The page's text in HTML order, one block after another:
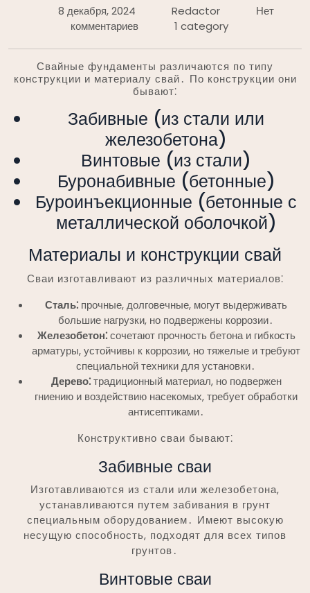
8 декабря, 2024 Redactor
Нет
комментариев
1 category
Свайные фундаменты различаются по типу
конструкции и материалу свай․ По конструкции они
бывают⁚
Забивные (из стали или
железобетона)
Винтовые (из стали)
Буронабивные (бетонные)
Буроинъекционные (бетонные с
металлической оболочкой)
Материалы и конструкции свай
Сваи изготавливают из различных материалов⁚
Сталь⁚ прочные, долговечные, могут выдерживать
большие нагрузки, но подвержены коррозии․
Железобетон⁚сочетают прочность бетона и гибкость
арматуры, устойчивы к коррозии, но тяжелые и требуют
специальной техники для установки․
Дерево⁚традиционный материал, но подвержен
гниению и воздействию насекомых, требует обработки
антисептиками․
Конструктивно сваи бывают⁚
Забивные сваи
Изготавливаются из стали или железобетона,
устанавливаются путем забивания в грунт
специальным оборудованием․ Имеют высокую
несущую способность, подходят для всех типов
грунтов․
Винтовые сваи